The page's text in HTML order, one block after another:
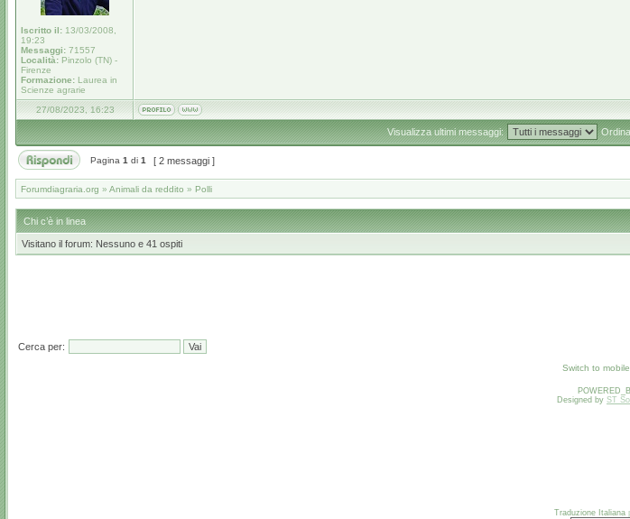
Iscritto il: 13/03/2008,
19:23
Messaggi: 71557
Località: Pinzolo (TN) -
Firenze
Formazione: Laurea in
Scienze agrarie
27/08/2023, 16:23
Visualizza ultimi messaggi:
Pagina 1 di 1 [ 2 messaggi ]
Forumdiagraria.org » Animali da reddito » Polli
Chi c’è in linea
Visitano il forum: Nessuno e 41 ospiti
Cerca per:
Switch to
Designed by ST
Traduzione Italiana